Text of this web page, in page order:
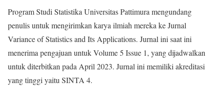
Program Studi Statistika Universitas Pattimura mengundang
penulis untuk mengirimkan karya ilmiah mereka ke Jurnal
Variance of Statistics and Its Applications. Jurnal ini saat ini
menerima pengajuan untuk Volume 5 Issue 1, yang dijadwalkan
untuk diterbitkan pada April 2023. Jurnal ini memiliki akreditasi
yang tinggi yaitu SINTA 4.